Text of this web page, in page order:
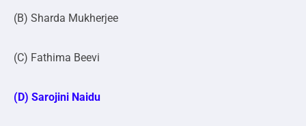
(B) Sharda Mukherjee
(C) Fathima Beevi
(D) Sarojini Naidu